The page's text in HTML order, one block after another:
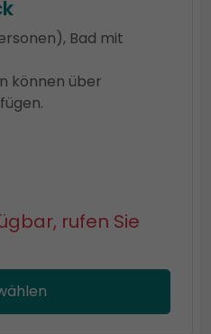
Bad mit
können über
rufen Sie